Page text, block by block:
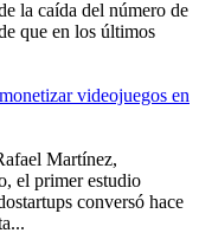
la caída del número de
que en los últimos
videojuegos en
Martínez,
el primer estudio
conversó hace